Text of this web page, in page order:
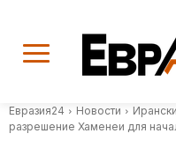
Евразия24 Новости
разрешение Хаменеи для